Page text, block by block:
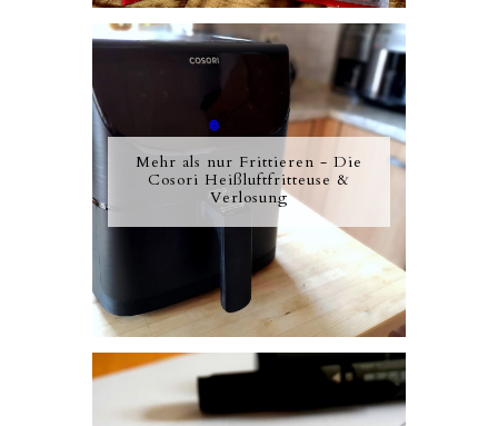
Mehr als nur Frittieren - Die
Cosori Heißluftfritteuse &
Verlosung